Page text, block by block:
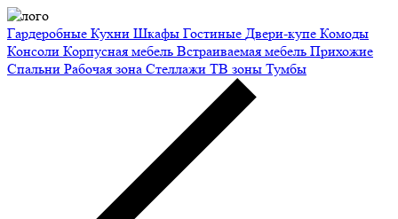
Гардеробные Кухни Шкафы Гостиные Двери-купе Комоды
Консоли Корпусная мебель Встраиваемая мебель Прихожие
Спальни Рабочая зона Стеллажи ТВ зоны Тумбы